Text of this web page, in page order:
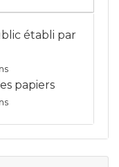
établi par
papiers